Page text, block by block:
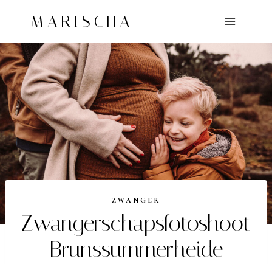
inhoud
MARISCHA
ZWANGER
Zwangerschapsfotoshoot
Brunssummerheide